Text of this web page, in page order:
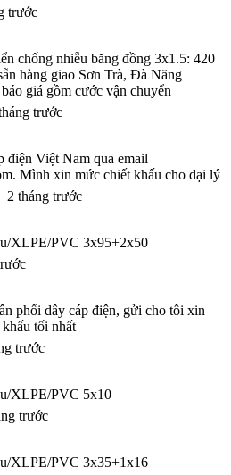
trước
chống nhiễu băng đồng 3x1.5: 420
hàng giao Sơn Trà, Đà Năng
giá gồm cước vận chuyển
trước
điện Việt Nam qua email
Mình xin mức chiết khấu cho đại lý
2 tháng trước
XLPE/PVC 3x95+2x50
phối dây cáp điện, gửi cho tôi xin
tối nhất
trước
XLPE/PVC 5x10
trước
XLPE/PVC 3x35+1x16